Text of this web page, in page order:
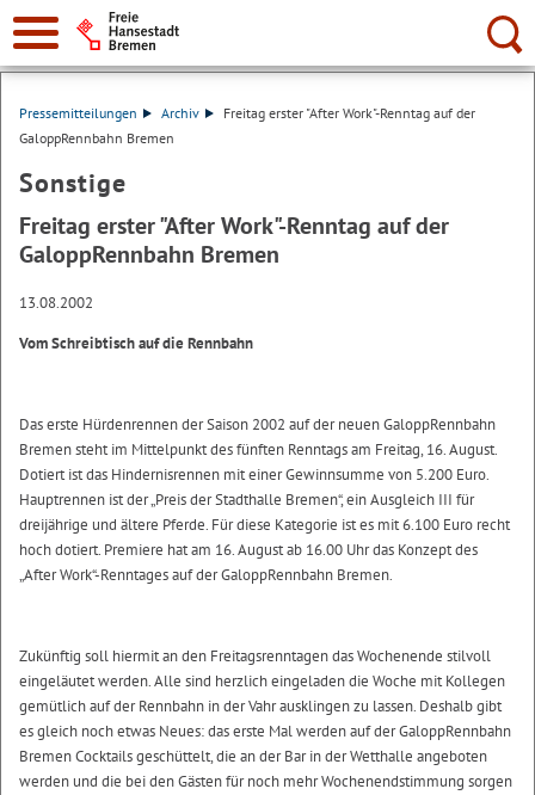
Suche:
Pressemitteilungen Archiv
Freitag erster "After Work"-Renntag auf der
GaloppRennbahn Bremen
Sonstige
Freitag erster "After Work"-Renntag auf der
GaloppRennbahn Bremen
13.08.2002
Vom Schreibtisch auf die Rennbahn
Das erste Hürdenrennen der Saison 2002 auf der neuen GaloppRennbahn
Bremen steht im Mittelpunkt des fünften Renntags am Freitag, 16. August.
Dotiert ist das Hindernisrennen mit einer Gewinnsumme von 5.200 Euro.
Hauptrennen ist der „Preis der Stadthalle Bremen“, ein Ausgleich III für
dreijährige und ältere Pferde. Für diese Kategorie ist es mit 6.100 Euro recht
hoch dotiert. Premiere hat am 16. August ab 16.00 Uhr das Konzept des
„After Work“-Renntages auf der GaloppRennbahn Bremen.
Zukünftig soll hiermit an den Freitagsrenntagen das Wochenende stilvoll
eingeläutet werden. Alle sind herzlich eingeladen die Woche mit Kollegen
gemütlich auf der Rennbahn in der Vahr ausklingen zu lassen. Deshalb gibt
es gleich noch etwas Neues: das erste Mal werden auf der GaloppRennbahn
Bremen Cocktails geschüttelt, die an der Bar in der Wetthalle angeboten
werden und die bei den Gästen für noch mehr Wochenendstimmung sorgen